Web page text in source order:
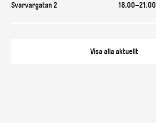
Svarvargatan 2
18.00–21.00
Visa allaaktuellt